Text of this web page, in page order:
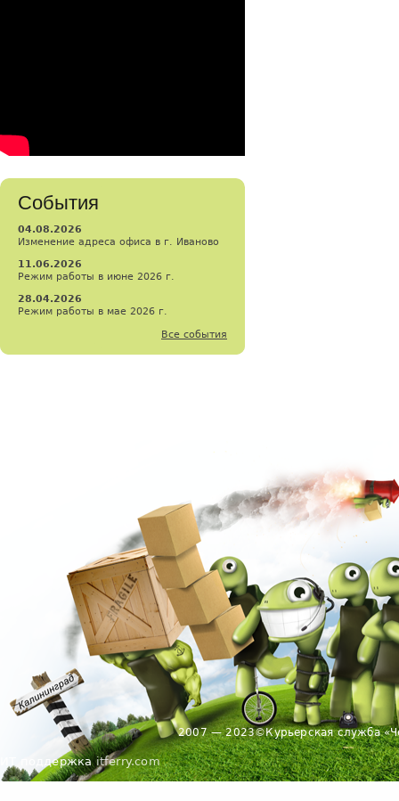
События
04.08.2026
Изменение адреса офиса в г. Иваново
11.06.2026
Режим работы в июне 2026 г.
28.04.2026
Режим работы в мае 2026 г.
Все события
2007 — 2023©Курьерская служба
ИТ поддержкаitferry.com